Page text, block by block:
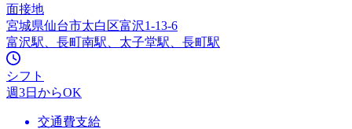
面接地
宮城県仙台市太白区富沢1-13-6
富沢駅、長町南駅、太子堂駅、長町駅
シフト
週3日からOK
交通費支給